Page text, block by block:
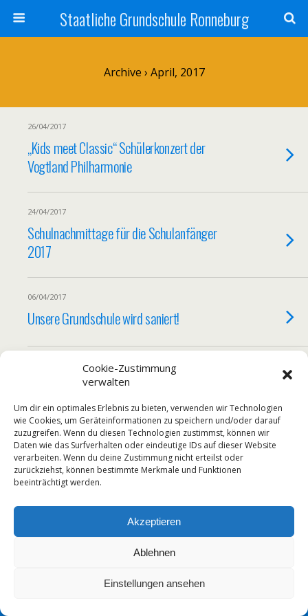
Cookie-Zustimmung
verwalten
Um dir ein optimales Erlebnis zu bieten, verwenden wir Technologien
wie Cookies, um Geräteinformationen zu speichern und/oder darauf
zuzugreifen. Wenn du diesen Technologien zustimmst, können wir
Daten wie das Surfverhalten oder eindeutige IDs auf dieser Website
verarbeiten. Wenn du deine Zustimmung nicht erteilst oder
zurückziehst, können bestimmte Merkmale und Funktionen
beeinträchtigt werden.
Akzeptieren
Ablehnen
Einstellungen ansehen
Staatliche Grundschule Ronneburg
Archive › April, 2017
26/04/2017
„Kids meet Classic“ Schülerkonzert der
Vogtland Philharmonie
24/04/2017
Schulnachmittage für die Schulanfänger
2017
06/04/2017
Unsere Grundschule wird saniert!
Informationen für die Fahrschüler
Zum Seitenanfang